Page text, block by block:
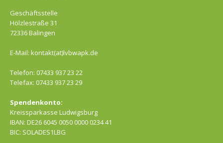
Geschäftsstelle
Hölzlestraße 31
72336 Balingen
E-Mail: kontakt(at)lvbwapk.de
Telefon: 07433 937 23 22
Telefax: 07433 937 23 29
Spendenkonto:
Kreissparkasse Ludwigsburg
IBAN: DE26 6045 0050 0000 0234 41
BIC: SOLADES1LBG